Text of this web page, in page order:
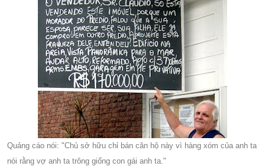
Quảng cáo nói: "Chủ sở hữu chỉ bán căn hộ này vì hàng xóm của anh ta
nói rằng vợ anh ta trông giống con gái anh ta."